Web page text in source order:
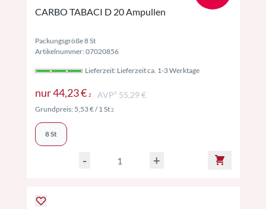
CARBO TABACI D 20 Ampullen
Packungsgröße 8 St
Artikelnummer: 07020856
Lieferzeit: Lieferzeit ca. 1-3 Werktage
nur44,23 € 2Preise inkl. MwSt. ggf. zzgl. Versand
AVP² 55,29 €
Grundpreis: 5,53 €/ 1 St 2Preise inkl. MwSt. ggf. zzgl. Versand
8 St
- +